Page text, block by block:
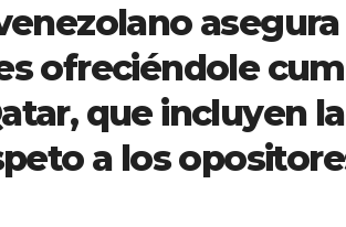
asegura
ofreciéndole
que incluyen
a los